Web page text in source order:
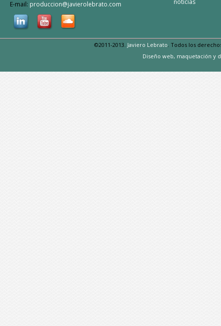
E-mail: produccion@javierolebrato.com
noticias
©2011-2013. Javiero Lebrato. Todos los
Diseño web, maquetación y